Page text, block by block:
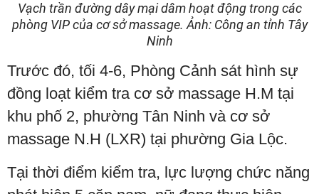
Vạch trần đường dây mại dâm hoạt động trong các
phòng VIP của cơ sở massage. Ảnh: Công an tỉnh Tây
Ninh
Trước đó, tối 4-6, Phòng Cảnh sát hình sự
đồng loạt kiểm tra cơ sở massage H.M tại
khu phố 2, phường Tân Ninh và cơ sở
massage N.H (LXR) tại phường Gia Lộc.
Tại thời điểm kiểm tra, lực lượng chức năng